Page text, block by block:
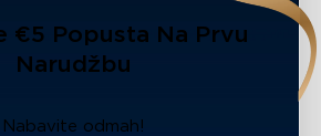
€5 Popusta Na Prvu
Narudžbu
Nabavite odmah!